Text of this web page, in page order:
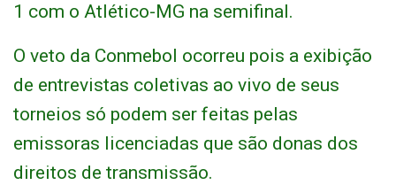
1 com o Atlético-MG na semifinal.
O veto da Conmebol ocorreu pois a exibição
de entrevistas coletivas ao vivo de seus
torneios só podem ser feitas pelas
emissoras licenciadas que são donas dos
direitos de transmissão.